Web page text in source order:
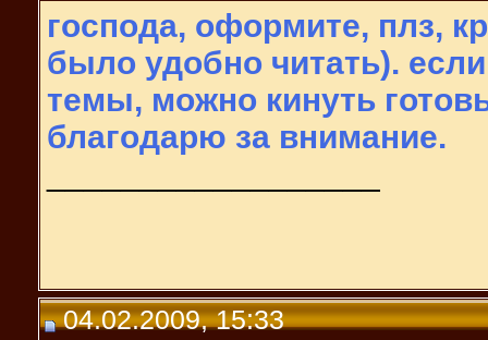
господа, оформите, плз,
было удобно читать).
темы, можно кинуть
благодарю за внимание.
04.02.2009, 15:33